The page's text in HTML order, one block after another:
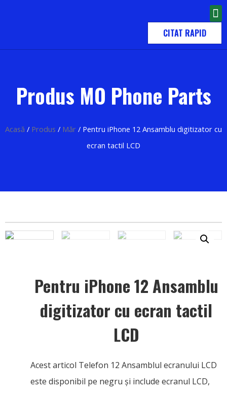
CITAT RAPID
Produs MO Phone Parts
Acasă / Produs / Măr / Pentru iPhone 12 Ansamblu digitizator cu
ecran tactil LCD
Pentru iPhone 12 Ansamblu
digitizator cu ecran tactil
LCD
Acest articol Telefon 12 Ansamblul ecranului LCD
este disponibil pe negru și include ecranul LCD,